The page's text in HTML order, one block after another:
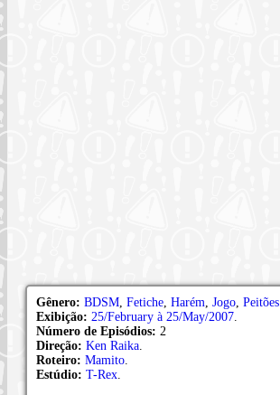
Gênero: BDSM Fetiche Harém Jogo Peitões
Exibição: 25/February à 25/May/2007
Número de Episódios: 2
Direção: Ken Raika
Roteiro: Mamito
Estúdio: T-Rex